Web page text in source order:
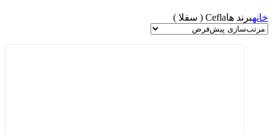
خانهبرند هاCefla ( سفلا )